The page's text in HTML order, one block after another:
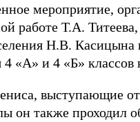
мероприятие,
работе Т.А.
Н.В.
«А» и 4 «Б» классов
выступающие
он также проходил